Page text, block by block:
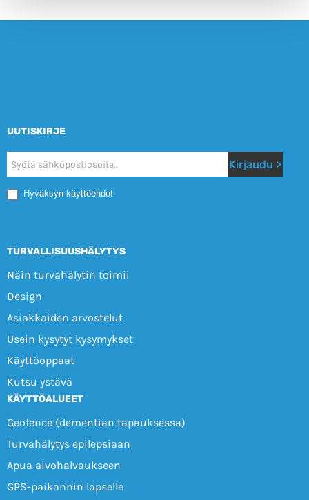
UUTISKIRJE
Nyhetsbrev
Mobile
Kirjaudu >
Hyväksyn käyttöehdot
TURVALLISUUSHÄLYTYS
Näin turvahälytin toimii
Design
Asiakkaiden arvostelut
Usein kysytyt kysymykset
Käyttöoppaat
Kutsu ystävä
KÄYTTÖALUEET
Geofence (dementian tapauksessa)
Turvahälytys epilepsiaan
Apua aivohalvaukseen
GPS-paikannin lapselle